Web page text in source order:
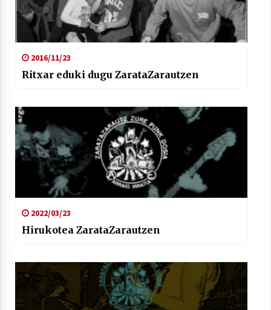
2016/11/23
Ritxar eduki dugu ZarataZarautzen
2022/03/23
Hirukotea ZarataZarautzen